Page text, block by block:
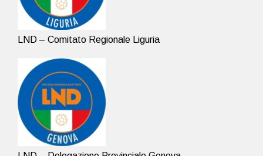
LND – Comitato Regionale Liguria